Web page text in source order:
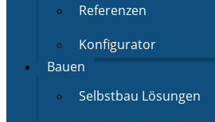
Referenzen
Konfigurator
Bauen
Selbstbau Lösungen